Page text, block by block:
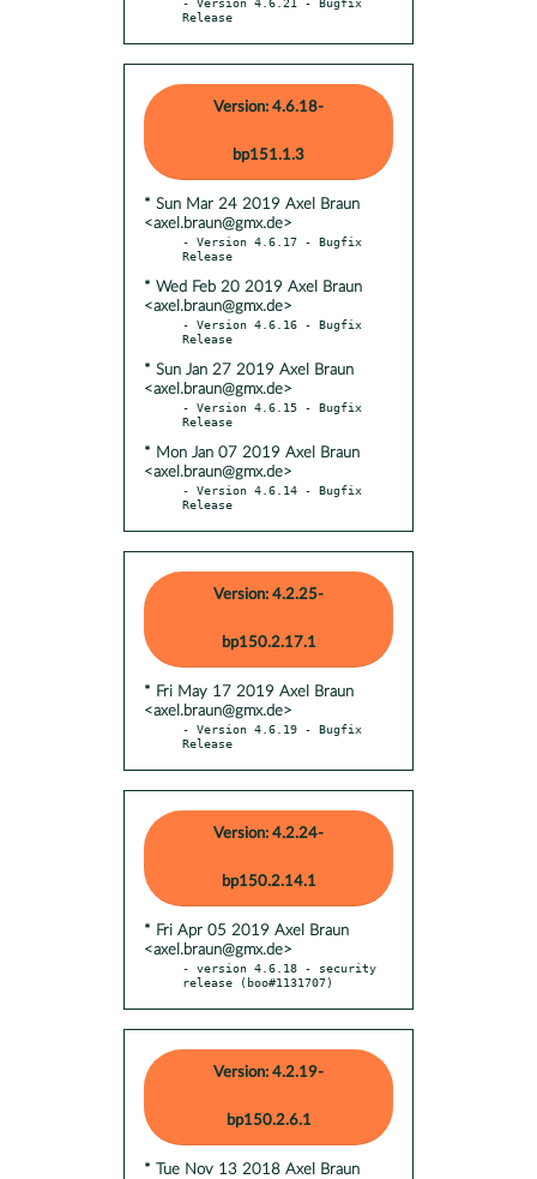
Release
Version: 4.6.18-
bp151.1.3
* Sun Mar 24 2019 Axel Braun
<axel.braun@gmx.de>
- Version 4.6.17 - Bugfix
* Wed Feb 20 2019 Axel Braun
<axel.braun@gmx.de>
- Version 4.6.16 - Bugfix
* Sun Jan 27 2019 Axel Braun
<axel.braun@gmx.de>
- Version 4.6.15 - Bugfix
* Mon Jan 07 2019 Axel Braun
<axel.braun@gmx.de>
- Version 4.6.14 - Bugfix
Release
Version: 4.2.25-
bp150.2.17.1
* Fri May 17 2019 Axel Braun
<axel.braun@gmx.de>
- Version 4.6.19 - Bugfix
Release
Version: 4.2.24-
bp150.2.14.1
* Fri Apr 05 2019 Axel Braun
<axel.braun@gmx.de>
- version 4.6.18 - security
release (boo#1131707)
Version: 4.2.19-
bp150.2.6.1
* Tue Nov 13 2018 Axel Braun